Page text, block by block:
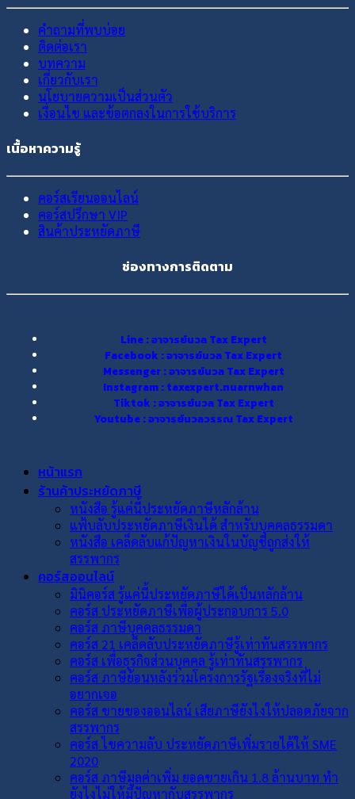
คำถามที่พบบ่อย
ติดต่อเรา
บทความ
เกี่ยวกับเรา
นโยบายความเป็นส่วนตัว
เงื่อนไข และข้อตกลงในการใช้บริการ
เนื้อหาความรู้
คอร์สเรียนออนไลน์
คอร์สปรึกษา VIP
สินค้าประหยัดภาษี
ช่องทางการติดตาม
Line : อาจารย์นวล Tax Expert
Facebook : อาจารย์นวล Tax Expert
Messenger : อาจารย์นวล Tax Expert
Instagram : taxexpert.nuarnwhan
Tiktok : อาจารย์นวล Tax Expert
Youtube : อาจารย์นวลวรรณ Tax Expert
หน้าแรก
ร้านค้าประหยัดภาษี
หนังสือ รู้แค่นี้ประหยัดภาษีหลักล้าน
แฟ้บลับประหยัดภาษีเงินได้ สำหรับบุคคลธรรมดา
หนังสือ เคล็ดลับแก้ปัญหาเงินในบัญชีถูกส่งให้
สรรพากร
คอร์สออนไลน์
มินิคอร์ส รู้แค่นี้ประหยัดภาษีได้เป็นหลักล้าน
คอร์ส ประหยัดภาษีเพื่อผู้ประกอบการ 5.0
คอร์ส ภาษีบุคคลธรรมดา
คอร์ส 21 เคล็ดลับประหยัดภาษีรู้เท่าทันสรรพากร
คอร์ส เพื่อธุรกิจส่วนบุคคล รู้เท่าทันสรรพากร
คอร์ส ภาษีย้อนหลังร่วมโครงการรัฐเรื่องจริงที่ไม่
อยากเจอ
คอร์ส ขายของออนไลน์ เสียภาษียังไงให้ปลอดภัยจาก
สรรพากร
คอร์ส ไขความลับ ประหยัดภาษีเพิ่มรายได้ให้ SME
2020
คอร์ส ภาษีมูลค่าเพิ่ม ยอดขายเกิน 1.8 ล้านบาท ทำ
ยังไงไม่ให้มีปัญหากับสรรพากร